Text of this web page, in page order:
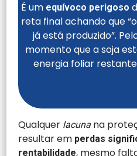
É um equívoco perigoso
reta final achando que
já está produzido”.
momento que a soja
energia foliar
Qualquer lacuna na
resultar em perdas
rentabilidade, mesmo